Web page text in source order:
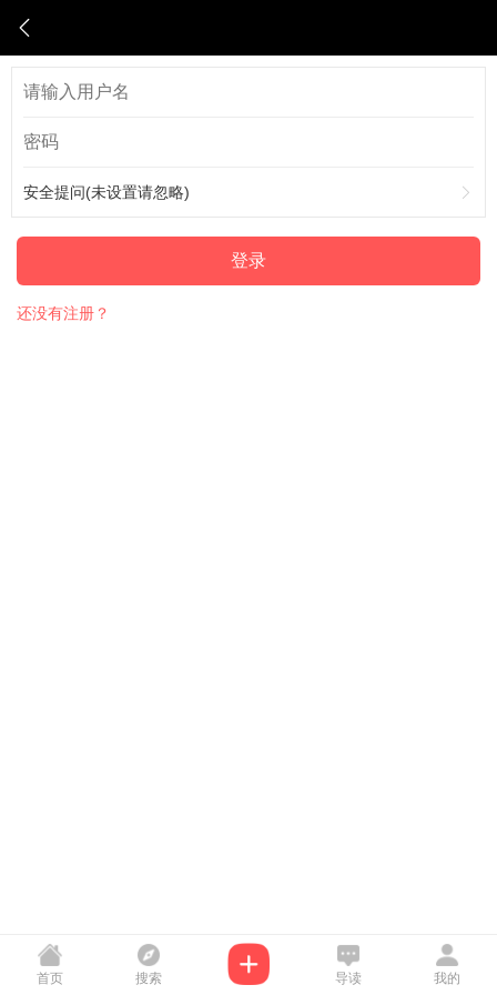
安全提问(未设置请忽略)
登录
还没有注册？
首页 搜索 导读 我的